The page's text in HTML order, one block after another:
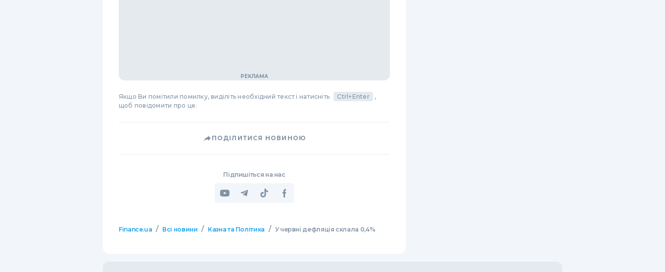
Якщо Ви помітили помилку, виділіть необхідний текст і натисніть Ctrl+Enter
,
щоб повідомити про це.
ПОДІЛИТИСЯ НОВИНОЮ
Підпишіться на нас
Finance.ua / Всі новини / Казна та Політика / У червні дефляція склала 0,4%